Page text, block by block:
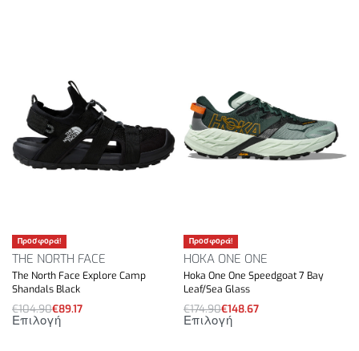
Προσφορά!
THE NORTH FACE
The North Face Explore Camp
Shandals Black
€104.90€89.17
Επιλογή
Προσφορά!
HOKA ONE ONE
Hoka One One Speedgoat 7 Bay
Leaf/Sea Glass
€174.90€148.67
Επιλογή